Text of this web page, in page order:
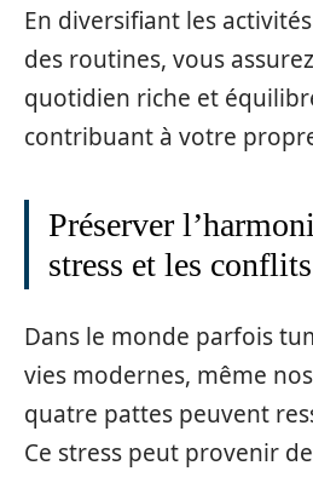
En diversifiant les
des routines, vous
quotidien riche et
contribuant à votre
Préserver
stress et les conflits
Dans le monde parfois
vies modernes, même
quatre pattes peuvent
Ce stress peut provenir